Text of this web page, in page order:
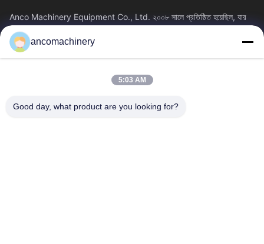
Anco Machinery Equipment Co., Ltd. ২০০৮ সালে প্রতিষ্ঠিত হয়েছিল, যার
সদর দপ্তর চীনের জিয়াংসু প্রদেশের সুঝো সিটির ঝাংজিয়াগাং শহরে অবস্থিত। এটি...
গুরুত্বপূর্ণ সংযোগ
আমাদের সম্পর্কে
কারখানা ভ্রমণ
মান নিয়ন্ত্রণ
ancomachinery
5:03 AM
Good day, what product are you looking for?